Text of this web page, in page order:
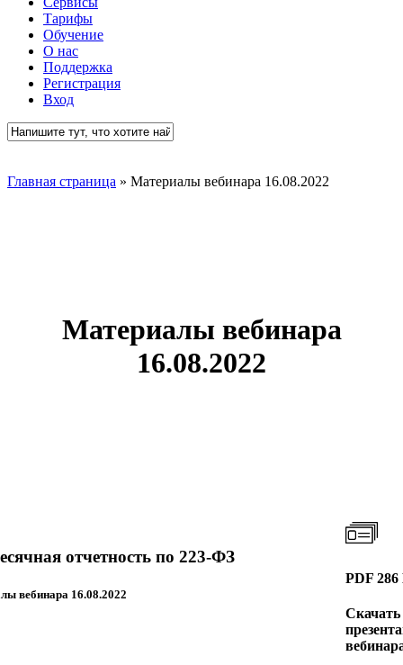
Тарифы
Обучение
О нас
Поддержка
Регистрация
Вход
Главная страница » Материалы вебинара 16.08.2022
Материалы вебинара
16.08.2022
отчетность по 223-ФЗ
вебинара 16.08.2022
PDF
Скачать